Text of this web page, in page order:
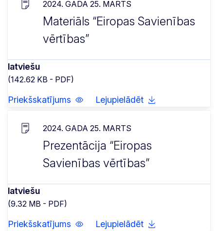
2024. GADA 25. MARTS
Materiāls “Eiropas Savienības
vērtības”
latviešu
(142.62 KB - PDF)
Priekšskatījums Lejupielādēt
2024. GADA 25. MARTS
Prezentācija “Eiropas
Savienības vērtības”
latviešu
(9.32 MB - PDF)
Priekšskatījums Lejupielādēt